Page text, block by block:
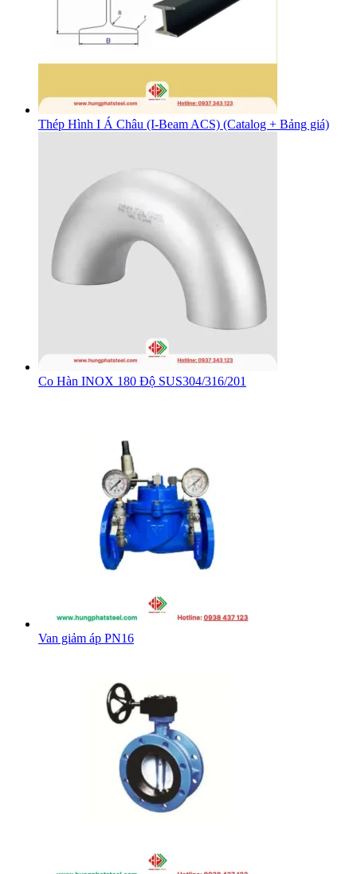
Thép Hình I Á Châu (I-Beam ACS) (Catalog + Bảng giá)
Co Hàn INOX 180 Độ SUS304/316/201
Van giảm áp PN16